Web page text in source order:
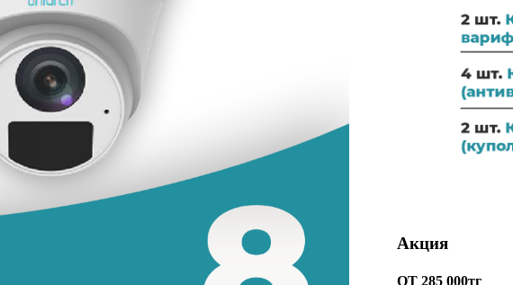
Акция
ОТ 285 000тг